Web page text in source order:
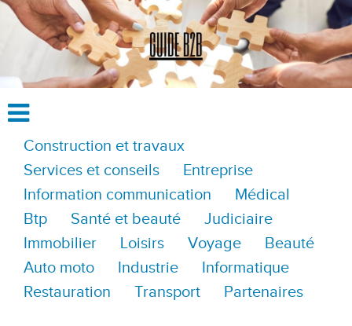
Construction et travaux
Services et conseils
Entreprise
Information communication
Médical
Btp
Santé et beauté
Judiciaire
Immobilier
Loisirs Voyage
Beauté
Auto moto
Industrie
Informatique
Restauration
Transport Partenaires